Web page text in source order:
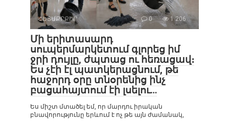
ՀԵՏԱՔՐՔԻՐ 0 1 206
Մի երիտասարդ
սուպերմարկետում գլորեց իմ
ջրի դույլը, ժպտաց ու հեռացավ։
Ես չէի էլ պատկերացնում, թե
հաջորդ օրը տնօրենից ինչ
բացահայտում էի լսելու…
Ես միշտ մտածել եմ, որ մարդու իրական
բնավորությունը երևում է ոչ թե այն ժամանակ,